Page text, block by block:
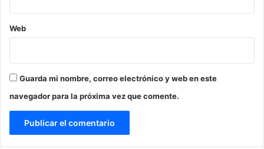
Web
Guarda mi nombre, correo electrónico y web en este
navegador para la próxima vez que comente.